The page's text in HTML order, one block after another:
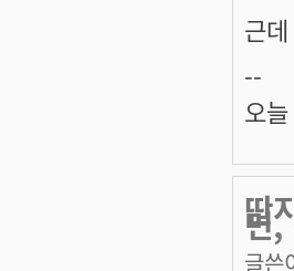
근
--
오
딴
면,
글쓴